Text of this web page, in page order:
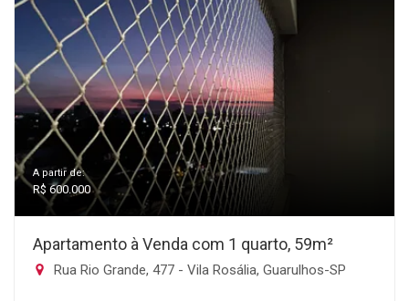
A partir de:
R$ 600.000
Apartamento à Venda com 1 quarto, 59m²
Rua Rio Grande, 477 - Vila Rosália, Guarulhos-SP